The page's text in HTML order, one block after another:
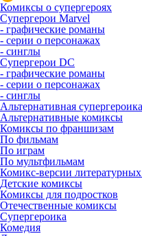
Комиксы о супергероях
Супергерои Marvel
- графические романы
- серии о персонажах
- синглы
Супергерои DC
- графические романы
- серии о персонажах
- синглы
Альтернативная супергероика
Альтернативные комиксы
Комиксы по франшизам
По фильмам
По играм
По мультфильмам
Комикс-версии
Детские комиксы
Комиксы для подростков
Отечественные комиксы
Супергероика
Комедия